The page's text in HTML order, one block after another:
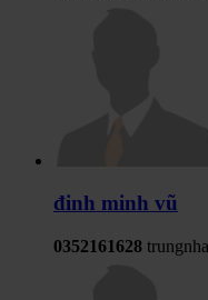
đinh minh vũ
0352161628